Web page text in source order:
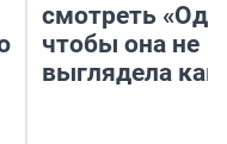
смотреть
чтобы она не
выглядела как